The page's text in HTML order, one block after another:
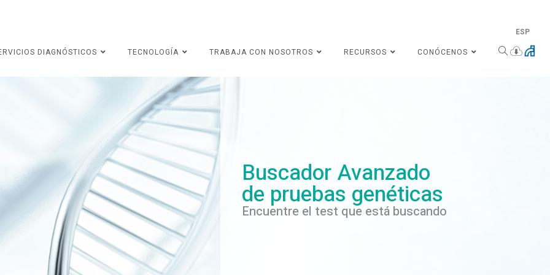
ESP
DIAGNÓSTICOS
TECNOLOGÍA TRABAJA CON NOSOTROS RECURSOS CONÓCENOS
Buscador Avanzado
de pruebas genéticas
Encuentre el test que está buscando